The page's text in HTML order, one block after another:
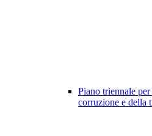
Piano triennale
corruzione e della